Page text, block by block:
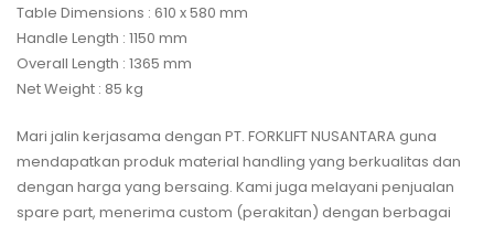
Table Dimensions : 610 x 580 mm
Handle Length : 1150 mm
Overall Length : 1365 mm
Net Weight : 85 kg
Mari jalin kerjasama dengan PT. FORKLIFT NUSANTARA guna
mendapatkan produk material handling yang berkualitas dan
dengan harga yang bersaing. Kami juga melayani penjualan
spare part, menerima custom (perakitan) dengan berbagai